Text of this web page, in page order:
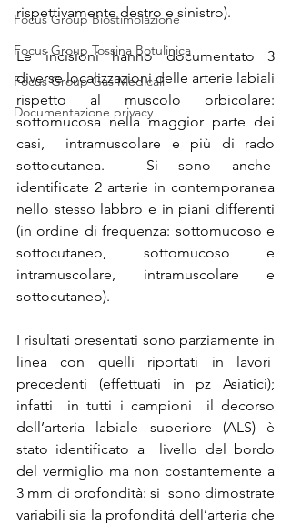
Focus Group Biostimolazione
Focus Group Tossina Botulinica
Focus Group Gas Medicali
Documentazione privacy
rispettivamente destro e sinistro).
Le incisioni hanno documentato 3
diverse localizzazioni delle arterie labiali
rispetto al muscolo orbicolare:
sottomucosa nella maggior parte dei
casi,  intramuscolare e più di rado
sottocutanea.  Si sono anche
identificate 2 arterie in contemporanea
nello stesso labbro e in piani differenti
(in ordine di frequenza: sottomucoso e
sottocutaneo, sottomucoso e
intramuscolare, intramuscolare e
sottocutaneo).
I risultati presentati sono parziamente in
linea con quelli riportati in lavori
precedenti (effettuati in pz Asiatici);
infatti  in tutti i campioni  il decorso
dell’arteria labiale superiore (ALS) è
stato identificato a  livello del bordo
del vermiglio ma non costantemente a
3 mm di profondità: si  sono dimostrate
variabili sia la profondità dell’arteria che